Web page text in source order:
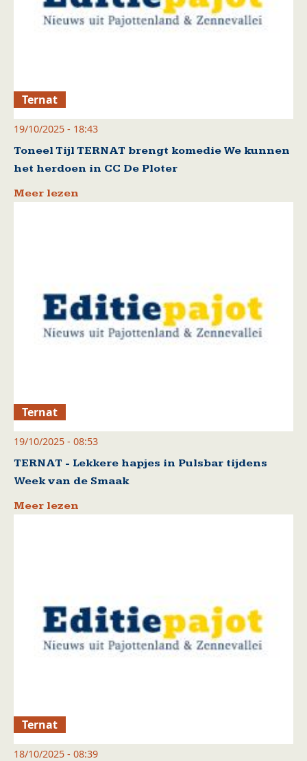
Ternat
19/10/2025 - 18:43
Toneel Tijl TERNAT brengt komedie We kunnen
het herdoen in CC De Ploter
Meer lezen
Ternat
19/10/2025 - 08:53
TERNAT - Lekkere hapjes in Pulsbar tijdens
Week van de Smaak
Meer lezen
Ternat
18/10/2025 - 08:39